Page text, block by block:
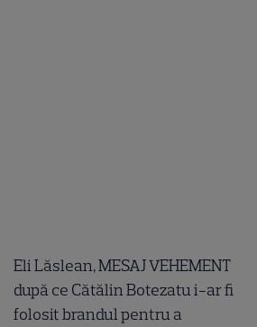
Eli Lăslean, MESAJ VEHEMENT
după ce Cătălin Botezatu i-ar fi
folosit brandul pentru a